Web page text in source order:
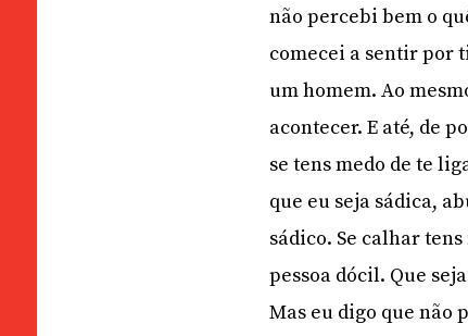
não percebi bem o
comecei a sentir por
um homem. Ao
acontecer. E até, de
se tens medo de te
que eu seja sádica,
sádico. Se calhar
pessoa dócil. Que
Mas eu digo que não